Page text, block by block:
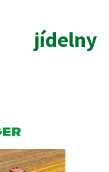
jídelny